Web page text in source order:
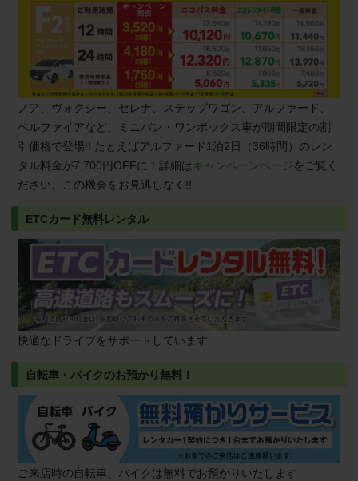
ノア、ヴォクシー、セレナ、ステップワゴン、アルファード、
ベルファイアなど、ミニバン・ワンボックス車が期間限定の割
引価格で登場!! たとえばアルファード1泊2日（36時間）のレン
タル料金が7,700円OFFに！詳細は キャンペーンページをご覧く
ださい。この機会をお見逃しなく!!
ETCカード無料レンタル
快適なドライブをサポートしています
自転車・バイクのお預かり無料！
ご来店時の自転車、バイクは無料でお預かりいたします